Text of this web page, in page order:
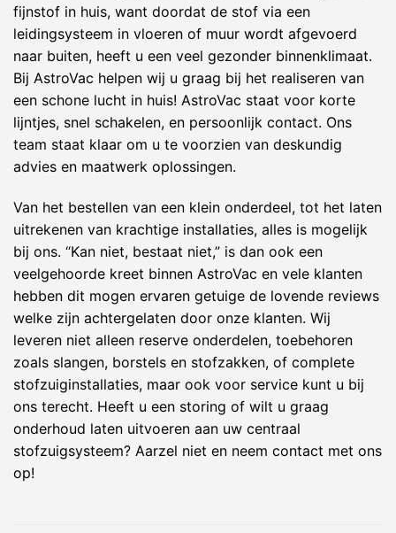
fijnstof in huis, want doordat de stof via een
leidingsysteem in vloeren of muur wordt afgevoerd
naar buiten, heeft u een veel gezonder binnenklimaat.
Bij AstroVac helpen wij u graag bij het realiseren van
een schone lucht in huis! AstroVac staat voor korte
lijntjes, snel schakelen, en persoonlijk contact. Ons
team staat klaar om u te voorzien van deskundig
advies en maatwerk oplossingen.
Van het bestellen van een klein onderdeel, tot het laten
uitrekenen van krachtige installaties, alles is mogelijk
bij ons. “Kan niet, bestaat niet,” is dan ook een
veelgehoorde kreet binnen AstroVac en vele klanten
hebben dit mogen ervaren getuige de lovende reviews
welke zijn achtergelaten door onze klanten. Wij
leveren niet alleen reserve onderdelen, toebehoren
zoals slangen, borstels en stofzakken, of complete
stofzuiginstallaties, maar ook voor service kunt u bij
ons terecht. Heeft u een storing of wilt u graag
onderhoud laten uitvoeren aan uw centraal
stofzuigsysteem? Aarzel niet en neem contact met ons
op!